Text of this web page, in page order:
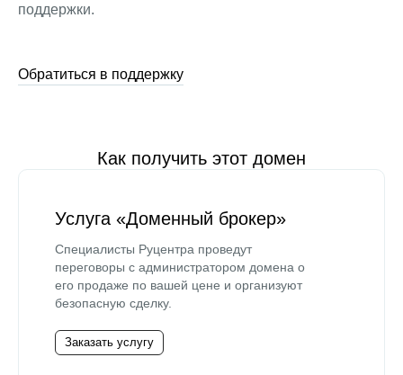
поддержки.
Обратиться в поддержку
Как получить этот домен
Услуга «Доменный брокер»
Специалисты Руцентра проведут
переговоры с администратором домена о
его продаже по вашей цене и организуют
безопасную сделку.
Заказать услугу